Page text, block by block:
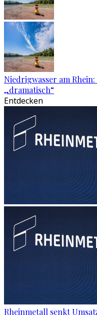
Niedrigwasser am
„dramatisch“
Entdecken
Rheinmetall senkt